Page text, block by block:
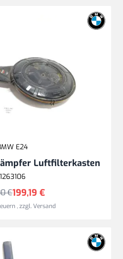
E24
Luftfilterkasten
1263106
199,19 €
€
,zzgl.Versand